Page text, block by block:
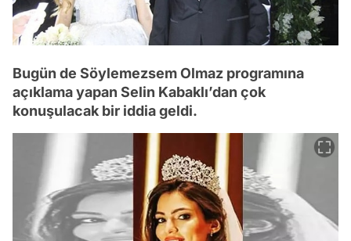
Bugün de Söylemezsem Olmaz programına
açıklama yapan Selin Kabaklı’dan çok
konuşulacak bir iddia geldi.